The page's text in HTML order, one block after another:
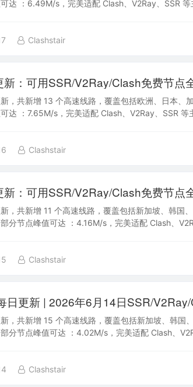
达 ：6.49M/s，完美适配 Clash、V2Ray、SSR 等
Clashstair
：可用SSR/V2Ray/Clash免费节点
，共新增 13 个高速线路，覆盖包括欧洲、日本、
达 ：7.65M/s，完美适配 Clash、V2Ray、SSR 等
Clashstair
：可用SSR/V2Ray/Clash免费节点
，共新增 11 个高速线路，覆盖包括新加坡、韩国
分节点峰值可达 ：4.16M/s，完美适配 Clash、
Clashstair
日更新 | 2026年6月14日SSR/
，共新增 15 个高速线路，覆盖包括新加坡、韩国
分节点峰值可达 ：4.02M/s，完美适配 Clash、
Clashstair